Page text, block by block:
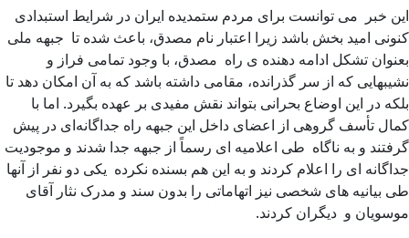
این خبر می توانست برای مردم ستمدیده ایران در شرایط استبدادی
کنونی امید بخش باشد زیرا اعتبار نام مصدق، باعث شده تا جبهه ملی
بعنوان تشکل ادامه دهنده ی راه مصدق، با وجود تمامی فراز و
نشیبهایی که از سر گذرانده، مقامی داشته باشد که به آن امکان دهد تا
بلکه در این اوضاع بحرانی بتواند نقش مفیدی بر عهده بگیرد. اما با
کمال تأسف گروهی از اعضای داخل این جبهه راه جداگانه‌ای در پیش
گرفتند و به ناگاه طی اعلامیه ای رسماً از جبهه جدا شدند و موجودیت
جداگانه ای را اعلام کردند و به این هم بسنده نکرده یکی دو نفر از آنها
طی بیانیه های شخصی نیز اتهاماتی را بدون سند و مدرک نثار آقای
موسویان و دیگران کردند.